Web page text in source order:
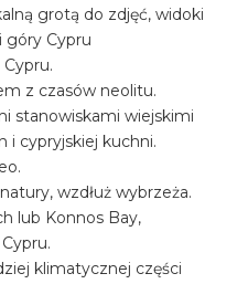
grotą do zdjęć, widoki
góry Cypru
z czasów neolitu.
stanowiskami wiejskimi
i cypryjskiej kuchni.
wzdłuż wybrzeża.
lub Konnos Bay,
klimatycznej części